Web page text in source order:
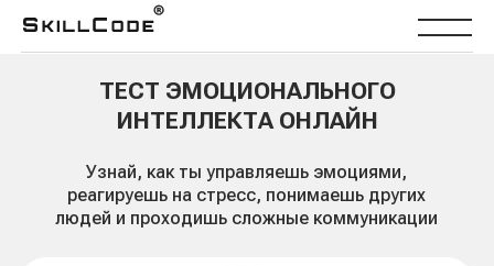
ИНТЕЛЛЕКТА ОНЛАЙН
людей и проходишь сложные коммуникации